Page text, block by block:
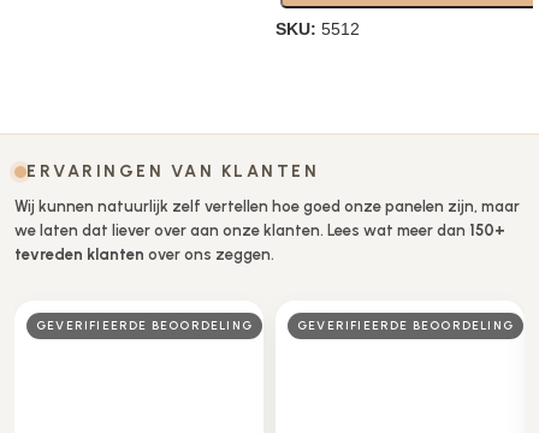
SKU: 5512
ERVARINGEN VAN KLANTEN
Wij kunnen natuurlijk zelf vertellen hoe goed onze panelen zijn, maar
we laten dat liever over aan onze klanten. Lees wat meer dan 150+
tevreden klanten over ons zeggen.
GEVERIFIEERDE BEOORDELING GEVERIFIEERDE BEOORDELING